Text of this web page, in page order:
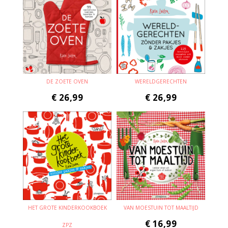
DE ZOETE OVEN
€ 26,99
WERELDGERECHTEN
€ 26,99
HET GROTE KINDERKOOKBOEK
ZPZ
VAN MOESTUIN TOT MAALTIJD
€ 16,99